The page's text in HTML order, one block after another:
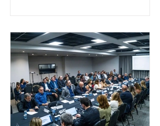
negociações das empregadas e dos
empregados exigiram que a Caixa refaça
os cálculos e apresente uma nova
proposta. O entendimento é que a
proposta